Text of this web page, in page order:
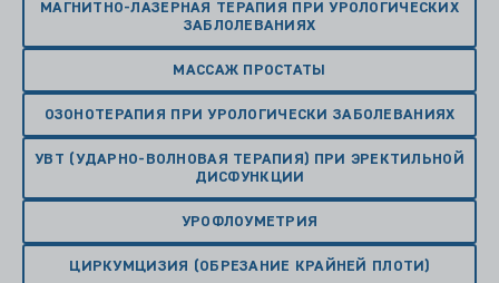
МАГНИТНО-ЛАЗЕРНАЯ ТЕРАПИЯ ПРИ УРОЛОГИЧЕСКИХ
ЗАБЛОЛЕВАНИЯХ
МАССАЖ ПРОСТАТЫ
ОЗОНОТЕРАПИЯ ПРИ УРОЛОГИЧЕСКИ ЗАБОЛЕВАНИЯХ
УВТ (УДАРНО-ВОЛНОВАЯ ТЕРАПИЯ) ПРИ ЭРЕКТИЛЬНОЙ
ДИСФУНКЦИИ
УРОФЛОУМЕТРИЯ
ЦИРКУМЦИЗИЯ (ОБРЕЗАНИЕ КРАЙНЕЙ ПЛОТИ)